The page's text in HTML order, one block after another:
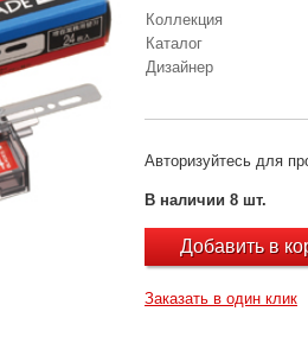
Коллекция
Каталог
Дизайнер
Авторизуйтесь для
В наличии 8 шт.
Добавить в
Заказать в один клик